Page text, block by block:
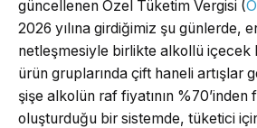
güncellenen Özel Tüketim Vergisi (
2026 yılına girdiğimiz şu günlerde,
netleşmesiyle birlikte alkollü içecek
ürün gruplarında çift haneli artışlar
şişe alkolün raf fiyatının %70’inden
oluşturduğu bir sistemde, tüketici